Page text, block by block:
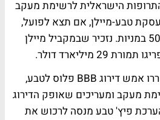
הישראלית לרשימת מעקב
טבע-מיילן, אם תצא לפועל,
תיעשה 50% במזומן ו-50% במניות. נזכיר שבמקביל מיילן
מיליארד דולר.
בסוכנות הדירוג פיץ' אשררו אמש דירוג BBB פלוס לטבע,
מעקב ומעריכים שאופק הדירוג
פיץ' טבע מנסה לרכוש את